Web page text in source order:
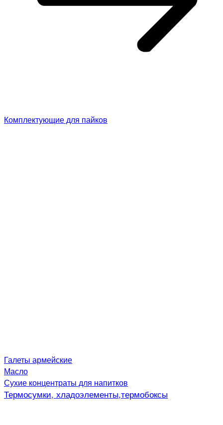
Комплектующие для пайков
Галеты армейские
Масло
Сухие концентраты для напитков
Термосумки, хладоэлементы,термобоксы